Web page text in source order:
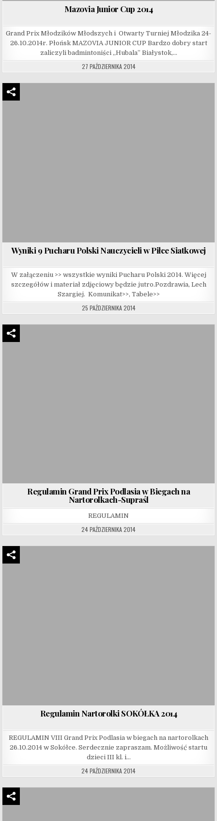
Mazovia Junior Cup 2014
Grand Prix Młodzików Młodszych i Otwarty Turniej Młodzika 24-
26.10.2014r. Płońsk MAZOVIA JUNIOR CUP Bardzo dobry start
zaliczyli badmintoniści ,,Hubala” Białystok,…
27 PAŹDZIERNIKA 2014
Wyniki 9 Pucharu Polski Nauczycieli w Piłce Siatkowej
W załączeniu >> wszystkie wyniki Pucharu Polski 2014. Więcej
szczegółów i materiał zdjęciowy będzie jutro.Pozdrawia, Lech
Szargiej. Komunikat>>, Tabele>>
25 PAŹDZIERNIKA 2014
Regulamin Grand Prix Podlasia w Biegach na
Nartorolkach-Supraśl
REGULAMIN
24 PAŹDZIERNIKA 2014
Regulamin Nartorolki SOKÓŁKA 2014
REGULAMIN VIII Grand Prix Podlasia w biegach na nartorolkach
26.10.2014 w Sokółce. Serdecznie zapraszam. Możliwość startu
dzieci III kl. i…
24 PAŹDZIERNIKA 2014